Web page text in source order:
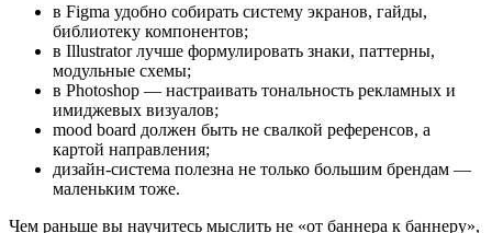
в Figma удобно собирать систему экранов, гайды,
библиотеку компонентов;
в Illustrator лучше формулировать знаки, паттерны,
модульные схемы;
в Photoshop — настраивать тональность рекламных и
имиджевых визуалов;
mood board должен быть не свалкой референсов, а
картой направления;
дизайн-система полезна не только большим брендам —
маленьким тоже.
Чем раньше вы научитесь мыслить не «от баннера к баннеру»,